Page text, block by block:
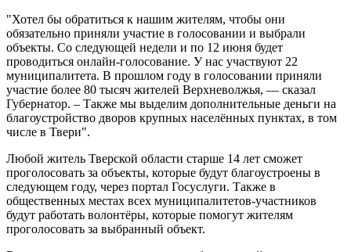
"Хотел бы обратиться к нашим жителям, чтобы они
обязательно приняли участие в голосовании и выбрали
объекты. Со следующей недели и по 12 июня будет
проводиться онлайн-голосование. У нас участвуют 22
муниципалитета. В прошлом году в голосовании приняли
участие более 80 тысяч жителей Верхневолжья, — сказал
Губернатор. – Также мы выделим дополнительные деньги на
благоустройство дворов крупных населённых пунктах, в том
числе в Твери".
Любой житель Тверской области старше 14 лет сможет
проголосовать за объекты, которые будут благоустроены в
следующем году, через портал Госуслуги. Также в
общественных местах всех муниципалитетов-участников
будут работать волонтёры, которые помогут жителям
проголосовать за выбранный объект.